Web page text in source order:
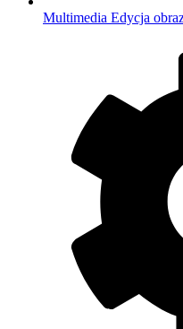
Multimedia Edycja